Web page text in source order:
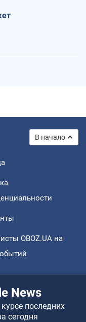
В начало
OBOZ.UA на
News
последних
сегодня